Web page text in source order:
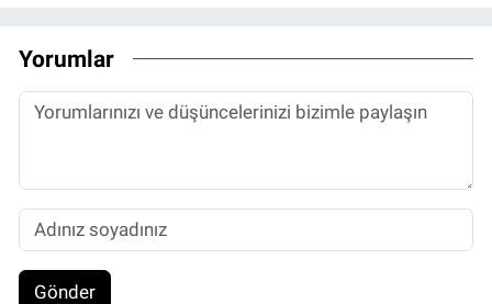
Yorumlar
Gönder